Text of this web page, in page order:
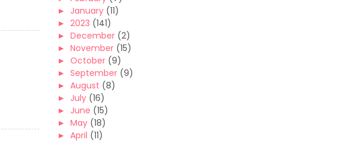
► January (11)
► 2023 (141)
► December (2)
► November (15)
► October (9)
► September (9)
► August (8)
► July (16)
► June (15)
► May (18)
► April (11)